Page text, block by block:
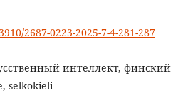
2687-0223-2025-7-4-281-287
интеллект, финский
selkokieli